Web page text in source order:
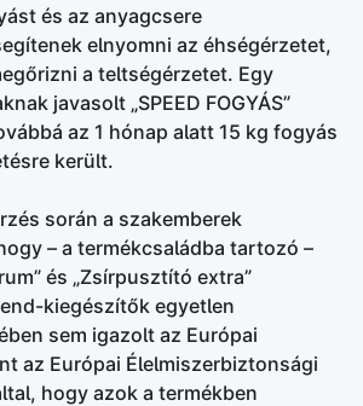
és az anyagcsere
elnyomni az éhségérzetet,
a teltségérzetet. Egy
javasolt „SPEED FOGYÁS”
az 1 hónap alatt 15 kg fogyás
került.
során a szakemberek
– a termékcsaládba tartozó –
és „Zsírpusztító extra”
kiegészítők egyetlen
sem igazolt az Európai
az Európai Élelmiszerbiztonsági
hogy azok a termékben